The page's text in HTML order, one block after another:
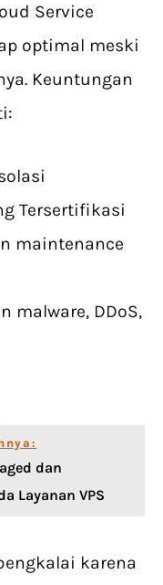
Service
optimal meski
Keuntungan
Tersertifikasi
maintenance
malware, DDoS,
dan
Layanan VPS
karena